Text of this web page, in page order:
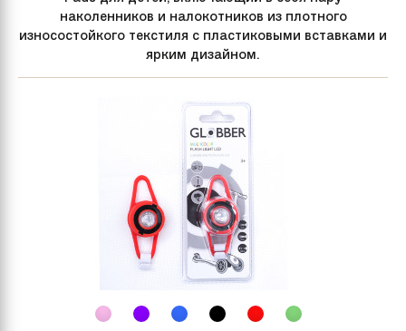
наколенников и налокотников из плотного
износостойкого текстиля с пластиковыми вставками и
ярким дизайном.